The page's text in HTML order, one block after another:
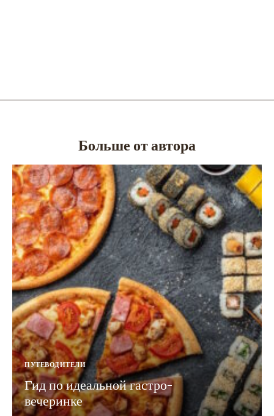
Больше от автора
ПУТЕВОДИТЕЛИ
Гид по идеальной гастро-
вечеринке